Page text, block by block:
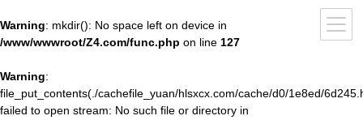
Warning: mkdir(): No space left on device in
/www/wwwroot/Z4.com/func.php on line 127
Warning:
file_put_contents(./cachefile_yuan/hlsxcx.com/cache/d0/1e8ed/
failed to open stream: No such file or directory in